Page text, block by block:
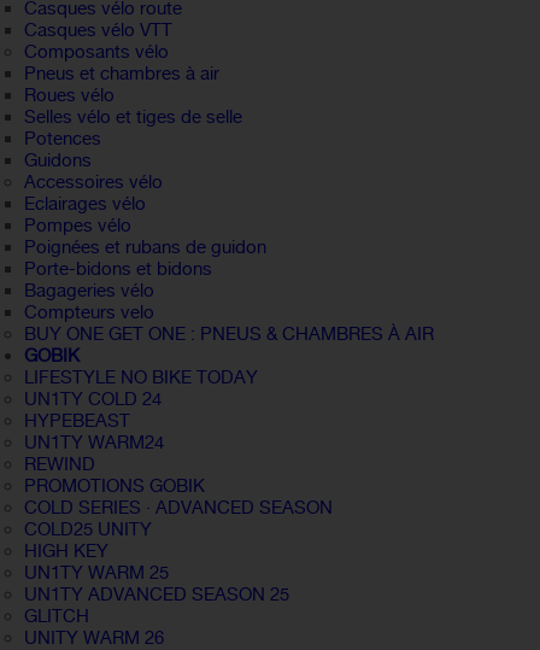
Casques vélo route
Casques vélo VTT
Composants vélo
Pneus et chambres à air
Roues vélo
Selles vélo et tiges de selle
Potences
Guidons
Accessoires vélo
Eclairages vélo
Pompes vélo
Poignées et rubans de guidon
Porte-bidons et bidons
Bagageries vélo
Compteurs velo
BUY ONE GET ONE : PNEUS & CHAMBRES À AIR
GOBIK
LIFESTYLE NO BIKE TODAY
UN1TY COLD 24
HYPEBEAST
UN1TY WARM24
REWIND
PROMOTIONS GOBIK
COLD SERIES · ADVANCED SEASON
COLD25 UNITY
HIGH KEY
UN1TY WARM 25
UN1TY ADVANCED SEASON 25
GLITCH
UNITY WARM 26